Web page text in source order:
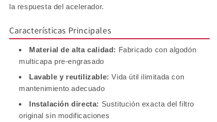
la respuesta del acelerador.
Características Principales
Material de alta calidad: Fabricado con algodón
multicapa pre-engrasado
Lavable y reutilizable: Vida útil ilimitada con
mantenimiento adecuado
Instalación directa: Sustitución exacta del filtro
original sin modificaciones